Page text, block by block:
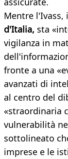
Mentre l'Ivass,
d'Italia, sta
vigilanza in
fronte a una
avanzati di
al centro del
«straordinaria
vulnerabilità
sottolineato
imprese e le